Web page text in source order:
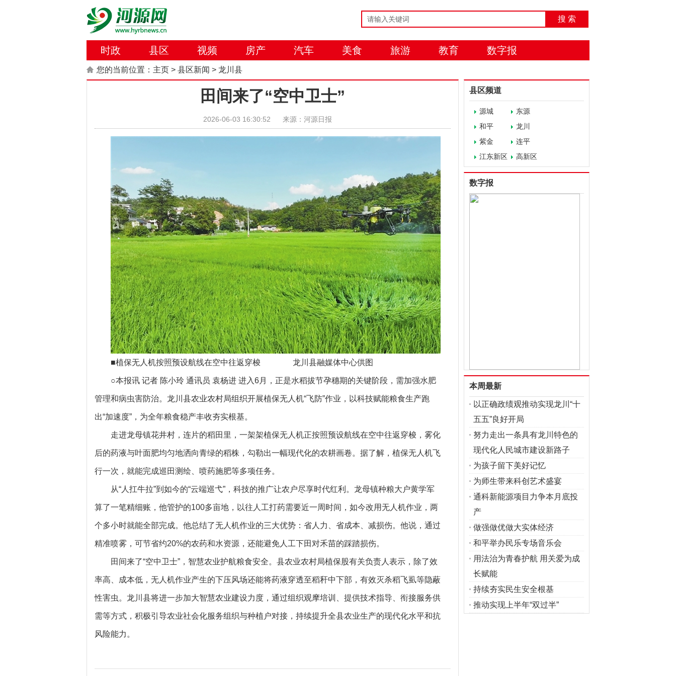
搜 索
时政 县区 视频 房产 汽车 美食 旅游 教育 数字报
您的当前位置： 主页 > 县区新闻 > 龙川县
田间来了“空中卫士”
2026-06-03 16:30:52 来源：河源日报
■植保无人机按照预设航线在空中往返穿梭 龙川县融媒体中心供图
○本报讯 记者 陈小玲 通讯员 袁杨进 进入6月，正是水稻拔节孕穗期的关键阶段，需加强水肥
管理和病虫害防治。龙川县农业农村局组织开展植保无人机“飞防”作业，以科技赋能粮食生产跑
出“加速度”，为全年粮食稳产丰收夯实根基。
走进龙母镇花井村，连片的稻田里，一架架植保无人机正按照预设航线在空中往返穿梭，雾化
后的药液与叶面肥均匀地洒向青绿的稻株，勾勒出一幅现代化的农耕画卷。据了解，植保无人机飞
行一次，就能完成巡田测绘、喷药施肥等多项任务。
从“人扛牛拉”到如今的“云端巡弋”，科技的推广让农户尽享时代红利。龙母镇种粮大户黄学军
算了一笔精细账，他管护的100多亩地，以往人工打药需要近一周时间，如今改用无人机作业，两
个多小时就能全部完成。他总结了无人机作业的三大优势：省人力、省成本、减损伤。他说，通过
精准喷雾，可节省约20%的农药和水资源，还能避免人工下田对禾苗的踩踏损伤。
田间来了“空中卫士”，智慧农业护航粮食安全。县农业农村局植保股有关负责人表示，除了效
率高、成本低，无人机作业产生的下压风场还能将药液穿透至稻秆中下部，有效灭杀稻飞虱等隐蔽
性害虫。龙川县将进一步加大智慧农业建设力度，通过组织观摩培训、提供技术指导、衔接服务供
需等方式，积极引导农业社会化服务组织与种植户对接，持续提升全县农业生产的现代化水平和抗
风险能力。
县区频道
源城
东源
和平
龙川
紫金
连平
江东新区
高新区
数字报
本周最新
以正确政绩观推动实现龙川“十
五五”良好开局
努力走出一条具有龙川特色的
现代化人民城市建设新路子
为孩子留下美好记忆
为师生带来科创艺术盛宴
通科新能源项目力争本月底投
产
做强做优做大实体经济
和平举办民乐专场音乐会
用法治为青春护航 用关爱为成
长赋能
持续夯实民生安全根基
推动实现上半年“双过半”